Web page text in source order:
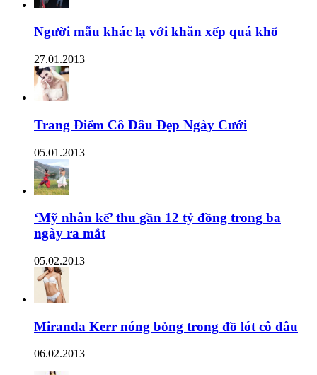
Người mẫu khác lạ với khăn xếp quá khổ
27.01.2013
Trang Điểm Cô Dâu Đẹp Ngày Cưới
05.01.2013
‘Mỹ nhân kế’ thu gần 12 tỷ đồng trong ba
ngày ra mắt
05.02.2013
Miranda Kerr nóng bỏng trong đồ lót cô dâu
06.02.2013